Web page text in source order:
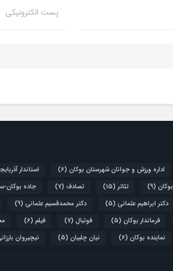
پست الکترونیکی
اداره ورزش و جوانان شهرستان بوکان (6) استاندار
(9) تئاتر (15) تصادف (7) جاده بوکان-
دکتر ابراهیم عثمانی (5) دکتر محمدقسیم عثمانی (9)
فرماندار بوکان (5) فوتبال (7) فیلم (6)
نماینده بوکان (6) نیان چلبیان (5) نیچیروان